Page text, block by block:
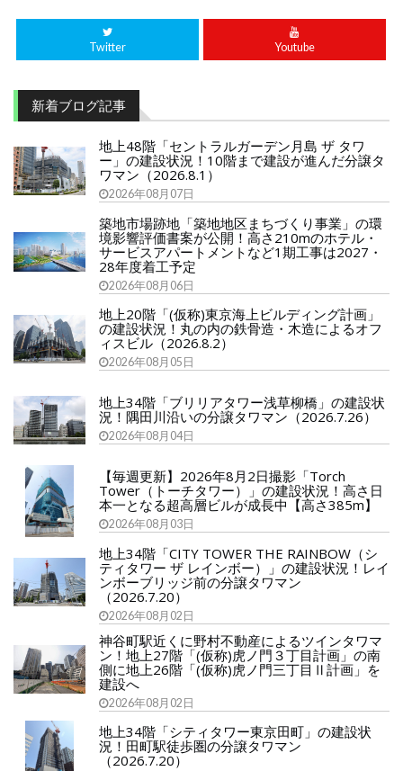
Twitter Youtube
新着ブログ記事
地上48階「セントラルガーデン月島 ザ タワ
ー」の建設状況！10階まで建設が進んだ分譲タ
ワマン（2026.8.1）
2026年08月07日
築地市場跡地「築地地区まちづくり事業」の環
境影響評価書案が公開！高さ210mのホテル・
サービスアパートメントなど1期工事は2027・
28年度着工予定
2026年08月06日
地上20階「(仮称)東京海上ビルディング計画」
の建設状況！丸の内の鉄骨造・木造によるオフ
ィスビル（2026.8.2）
2026年08月05日
地上34階「ブリリアタワー浅草柳橋」の建設状
況！隅田川沿いの分譲タワマン（2026.7.26）
2026年08月04日
【毎週更新】2026年8月2日撮影「Torch
Tower（トーチタワー）」の建設状況！高さ日
本一となる超高層ビルが成長中【高さ385m】
2026年08月03日
地上34階「CITY TOWER THE RAINBOW（シ
ティタワー ザ レインボー）」の建設状況！レイ
ンボーブリッジ前の分譲タワマン
（2026.7.20）
2026年08月02日
神谷町駅近くに野村不動産によるツインタワマ
ン！地上27階「(仮称)虎ノ門３丁目計画」の南
側に地上26階「(仮称)虎ノ門三丁目Ⅱ計画」を
建設へ
2026年08月02日
地上34階「シティタワー東京田町」の建設状
況！田町駅徒歩圏の分譲タワマン
（2026.7.20）